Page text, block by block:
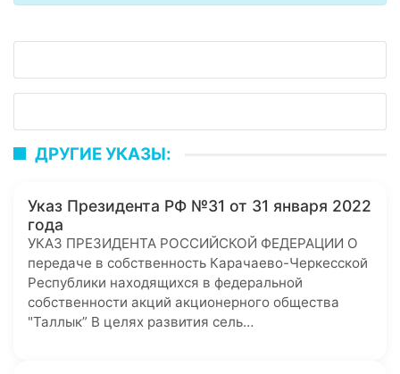
ДРУГИЕ УКАЗЫ:
Указ Президента РФ №31 от 31 января 2022
года
УКАЗ ПРЕЗИДЕНТА РОССИЙСКОЙ ФЕДЕРАЦИИ О
передаче в собственность Карачаево-Черкесской
Республики находящихся в федеральной
собственности акций акционерного общества
"Таллык” В целях развития сель…